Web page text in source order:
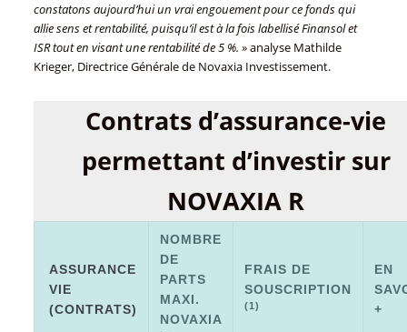
constatons aujourd’hui un vrai engouement pour ce fonds qui
allie sens et rentabilité, puisqu’il est à la fois labellisé Finansol et
ISR tout en visant une rentabilité de 5 %. » analyse Mathilde
Krieger, Directrice Générale de Novaxia Investissement.
Contrats d’assurance-vie
permettant d’investir sur
NOVAXIA R
ASSURANCE
VIE
(CONTRATS)
NOMBRE
DE
PARTS
MAXI.
NOVAXIA
FRAIS DE
SOUSCRIPTION
(1)
EN
+